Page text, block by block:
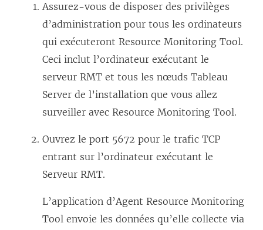
Assurez-vous de disposer des privilèges
d’administration pour tous les ordinateurs
qui exécuteront Resource Monitoring Tool.
Ceci inclut l’ordinateur exécutant le
serveur RMT et tous les nœuds Tableau
Server de l’installation que vous allez
surveiller avec Resource Monitoring Tool.
Ouvrez le port 5672 pour le trafic TCP
entrant sur l’ordinateur exécutant le
Serveur RMT.
L’application d’Agent Resource Monitoring
Tool envoie les données qu’elle collecte via